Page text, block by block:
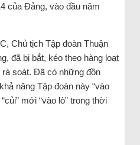
của Đảng, vào đầu năm
Chủ tịch Tập đoàn Thuận
đã bị bắt, kéo theo hàng loạt
soát. Đã có những đồn
năng Tập đoàn này “vào
mới “vào lò” trong thời